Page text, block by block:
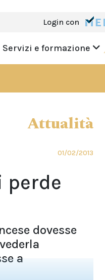
Login con
Servizi e formazione
Attualità
01/02/2013
perde
dovesse
a